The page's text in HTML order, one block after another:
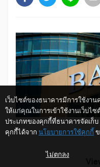
เว็บไซต์ของธนาคารมีการใช้งา
ให้แก่คุณในการเข้าใช้งานเว็บไ
ประเภทของคุกกี้ที่ธนาคารจัดเก็
คุกกี้ได้จาก นโยบายการใช้คุกกี้
ไม่ตกลง